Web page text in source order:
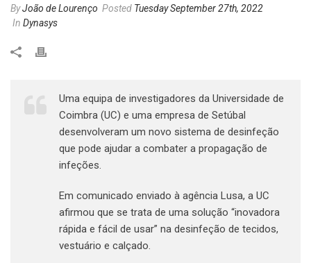
ByJoão de Lourenço Posted Tuesday September 27th, 2022
In Dynasys
Uma equipa de investigadores da Universidade de
Coimbra (UC) e uma empresa de Setúbal
desenvolveram um novo sistema de desinfeção
que pode ajudar a combater a propagação de
infeções.
Em comunicado enviado à agência Lusa, a UC
afirmou que se trata de uma solução “inovadora
rápida e fácil de usar” na desinfeção de tecidos,
vestuário e calçado.